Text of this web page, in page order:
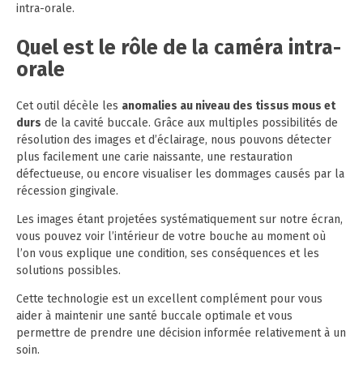
intra-orale.
Quel est le rôle de la caméra intra-
orale
Cet outil décèle les anomalies au niveau des tissus mous et
durs de la cavité buccale. Grâce aux multiples possibilités de
résolution des images et d’éclairage, nous pouvons détecter
plus facilement une carie naissante, une restauration
défectueuse, ou encore visualiser les dommages causés par la
récession gingivale.
Les images étant projetées systématiquement sur notre écran,
vous pouvez voir l’intérieur de votre bouche au moment où
l’on vous explique une condition, ses conséquences et les
solutions possibles.
Cette technologie est un excellent complément pour vous
aider à maintenir une santé buccale optimale et vous
permettre de prendre une décision informée relativement à un
soin.